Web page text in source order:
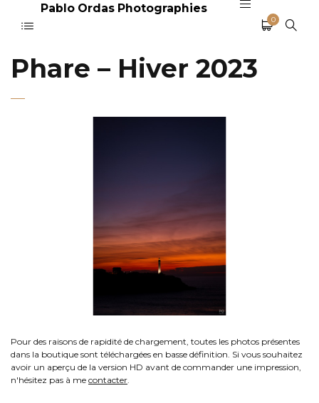
Pablo Ordas Photographies
0
Phare – Hiver 2023
Pour des raisons de rapidité de chargement, toutes les photos présentes
dans la boutique sont téléchargées en basse définition. Si vous souhaitez
avoir un aperçu de la version HD avant de commander une impression,
n'hésitez pas à me contacter